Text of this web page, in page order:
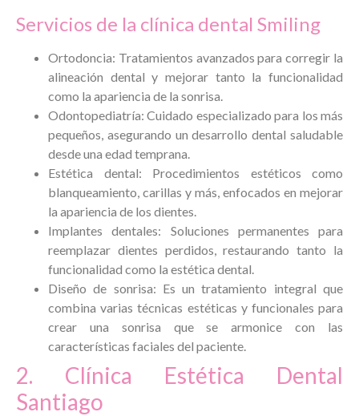
Servicios de la clínica dental Smiling
Ortodoncia: Tratamientos avanzados para corregir la
alineación dental y mejorar tanto la funcionalidad
como la apariencia de la sonrisa.
Odontopediatría: Cuidado especializado para los más
pequeños, asegurando un desarrollo dental saludable
desde una edad temprana.
Estética dental: Procedimientos estéticos como
blanqueamiento, carillas y más, enfocados en mejorar
la apariencia de los dientes.
Implantes dentales: Soluciones permanentes para
reemplazar dientes perdidos, restaurando tanto la
funcionalidad como la estética dental.
Diseño de sonrisa: Es un tratamiento integral que
combina varias técnicas estéticas y funcionales para
crear una sonrisa que se armonice con las
características faciales del paciente.
2. Clínica Estética Dental
Santiago